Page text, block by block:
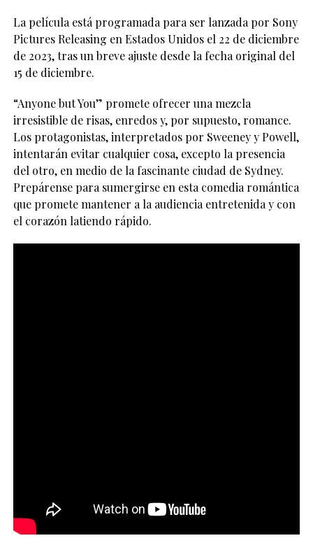
La película está programada para ser lanzada por Sony
Pictures Releasing en Estados Unidos el 22 de diciembre
de 2023, tras un breve ajuste desde la fecha original del
15 de diciembre.
“Anyone but You” promete ofrecer una mezcla
irresistible de risas, enredos y, por supuesto, romance.
Los protagonistas, interpretados por Sweeney y Powell,
intentarán evitar cualquier cosa, excepto la presencia
del otro, en medio de la fascinante ciudad de Sydney.
Prepárense para sumergirse en esta comedia romántica
que promete mantener a la audiencia entretenida y con
el corazón latiendo rápido.